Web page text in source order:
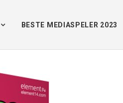
BESTE MEDIASPELER 2023